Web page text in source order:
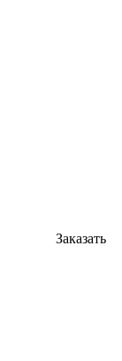
Заказать